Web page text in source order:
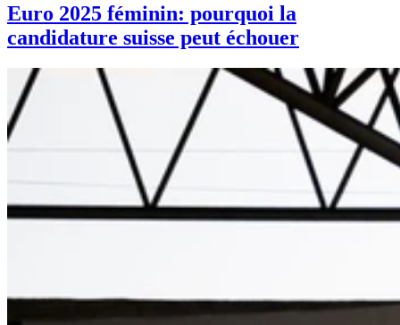
Euro 2025 féminin: pourquoi la
candidature suisse peut échouer